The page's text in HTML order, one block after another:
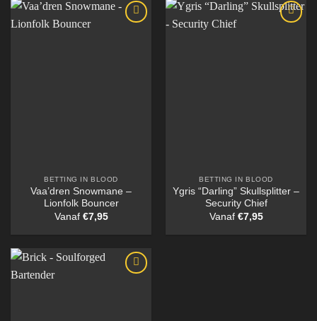
BETTING IN BLOOD
Vaa’dren Snowmane –
Lionfolk Bouncer
Vanaf €7,95
BETTING IN BLOOD
Ygris “Darling” Skullsplitter –
Security Chief
Vanaf €7,95